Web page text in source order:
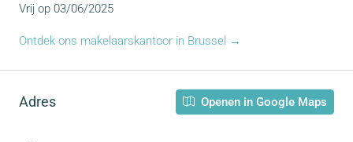
Vrij op 03/06/2025
Ontdek ons makelaarskantoor in Brussel →
Adres Openen in Google Maps